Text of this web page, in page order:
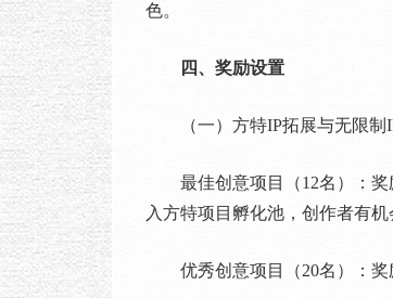
色。
四、奖励设置
（一）方特IP拓展与无限制
最佳创意项目（12名）：奖
入方特项目孵化池，创作者有机
优秀创意项目（20名）：奖